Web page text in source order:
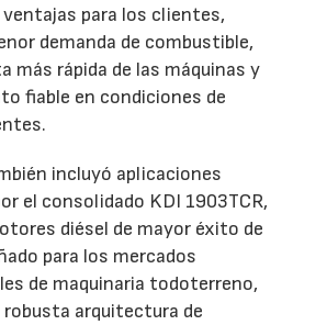
para los clientes,
demanda de combustible,
más rápida de las máquinas y
fiable en condiciones de
incluyó aplicaciones
el consolidado KDI 1903TCR,
diésel de mayor éxito de
para los mercados
de maquinaria todoterreno,
robusta arquitectura de